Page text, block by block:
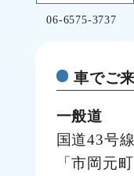
06-6575-3737
車でご
一般道
国道43号線
「市岡元